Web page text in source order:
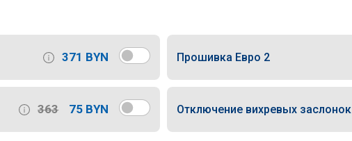
371 BYN Прошивка Евро 2
363 75 BYN Отключение вихревых заслонок